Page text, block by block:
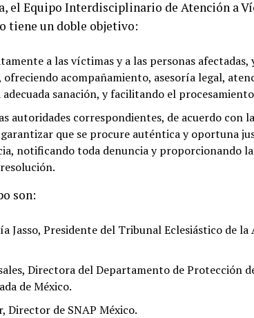
el Equipo Interdisciplinario de Atención a
tiene un doble objetivo:
a las víctimas y a las personas afectadas,
ofreciendo acompañamiento, asesoría legal,
sanación, y facilitando el
autoridades correspondientes, de acuerdo con
que se procure auténtica y oportuna
notificando toda denuncia y proporcionando
son:
Jasso, Presidente del Tribunal Eclesiástico de la
Directora del Departamento de Protección
de México.
Director de SNAP México.